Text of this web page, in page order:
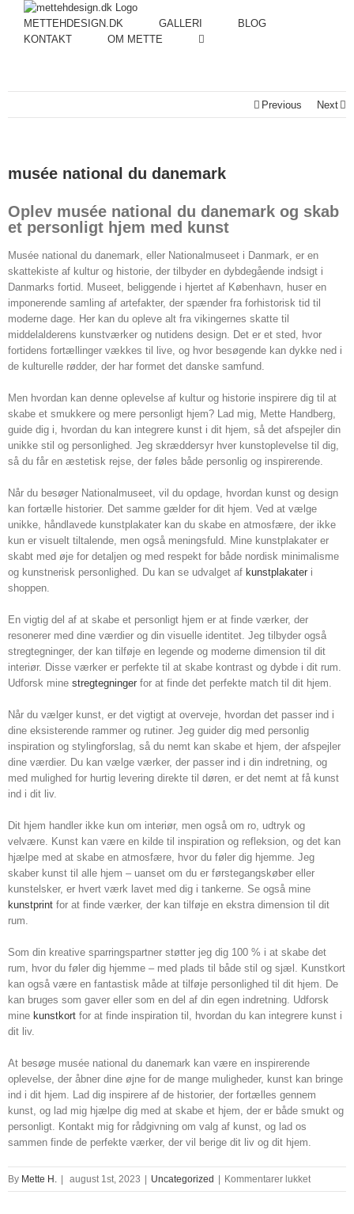
METTEHDESIGN.DK GALLERI
BLOG
KONTAKT
OM METTE
Previous Next
musée national du danemark
Oplev musée national du danemark og skab
et personligt hjem med kunst
Musée national du danemark, eller Nationalmuseet i Danmark, er en
skattekiste af kultur og historie, der tilbyder en dybdegående indsigt i
Danmarks fortid. Museet, beliggende i hjertet af København, huser en
imponerende samling af artefakter, der spænder fra forhistorisk tid til
moderne dage. Her kan du opleve alt fra vikingernes skatte til
middelalderens kunstværker og nutidens design. Det er et sted, hvor
fortidens fortællinger vækkes til live, og hvor besøgende kan dykke ned i
de kulturelle rødder, der har formet det danske samfund.
Men hvordan kan denne oplevelse af kultur og historie inspirere dig til at
skabe et smukkere og mere personligt hjem? Lad mig, Mette Handberg,
guide dig i, hvordan du kan integrere kunst i dit hjem, så det afspejler din
unikke stil og personlighed. Jeg skræddersyr hver kunstoplevelse til dig,
så du får en æstetisk rejse, der føles både personlig og inspirerende.
Når du besøger Nationalmuseet, vil du opdage, hvordan kunst og design
kan fortælle historier. Det samme gælder for dit hjem. Ved at vælge
unikke, håndlavede kunstplakater kan du skabe en atmosfære, der ikke
kun er visuelt tiltalende, men også meningsfuld. Mine kunstplakater er
skabt med øje for detaljen og med respekt for både nordisk minimalisme
og kunstnerisk personlighed. Du kan se udvalget af kunstplakater i
shoppen.
En vigtig del af at skabe et personligt hjem er at finde værker, der
resonerer med dine værdier og din visuelle identitet. Jeg tilbyder også
stregtegninger, der kan tilføje en legende og moderne dimension til dit
interiør. Disse værker er perfekte til at skabe kontrast og dybde i dit rum.
Udforsk mine stregtegninger for at finde det perfekte match til dit hjem.
Når du vælger kunst, er det vigtigt at overveje, hvordan det passer ind i
dine eksisterende rammer og rutiner. Jeg guider dig med personlig
inspiration og stylingforslag, så du nemt kan skabe et hjem, der afspejler
dine værdier. Du kan vælge værker, der passer ind i din indretning, og
med mulighed for hurtig levering direkte til døren, er det nemt at få kunst
ind i dit liv.
Dit hjem handler ikke kun om interiør, men også om ro, udtryk og
velvære. Kunst kan være en kilde til inspiration og refleksion, og det kan
hjælpe med at skabe en atmosfære, hvor du føler dig hjemme. Jeg
skaber kunst til alle hjem – uanset om du er førstegangskøber eller
kunstelsker, er hvert værk lavet med dig i tankerne. Se også mine
kunstprint for at finde værker, der kan tilføje en ekstra dimension til dit
rum.
Som din kreative sparringspartner støtter jeg dig 100 % i at skabe det
rum, hvor du føler dig hjemme – med plads til både stil og sjæl. Kunstkort
kan også være en fantastisk måde at tilføje personlighed til dit hjem. De
kan bruges som gaver eller som en del af din egen indretning. Udforsk
mine kunstkort for at finde inspiration til, hvordan du kan integrere kunst i
dit liv.
At besøge musée national du danemark kan være en inspirerende
oplevelse, der åbner dine øjne for de mange muligheder, kunst kan bringe
ind i dit hjem. Lad dig inspirere af de historier, der fortælles gennem
kunst, og lad mig hjælpe dig med at skabe et hjem, der er både smukt og
personligt. Kontakt mig for rådgivning om valg af kunst, og lad os
sammen finde de perfekte værker, der vil berige dit liv og dit hjem.
By Mette H. august 1st, 2023 Uncategorized Kommentarer lukkettil
musée